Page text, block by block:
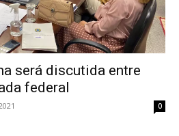
será discutida entre
federal
0